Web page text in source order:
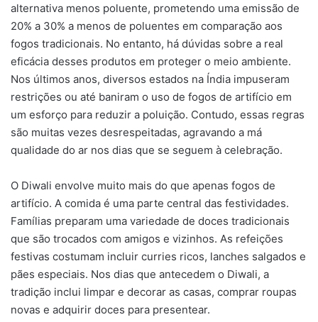
alternativa menos poluente, prometendo uma emissão de
20% a 30% a menos de poluentes em comparação aos
fogos tradicionais. No entanto, há dúvidas sobre a real
eficácia desses produtos em proteger o meio ambiente.
Nos últimos anos, diversos estados na Índia impuseram
restrições ou até baniram o uso de fogos de artifício em
um esforço para reduzir a poluição. Contudo, essas regras
são muitas vezes desrespeitadas, agravando a má
qualidade do ar nos dias que se seguem à celebração.
O Diwali envolve muito mais do que apenas fogos de
artifício. A comida é uma parte central das festividades.
Famílias preparam uma variedade de doces tradicionais
que são trocados com amigos e vizinhos. As refeições
festivas costumam incluir curries ricos, lanches salgados e
pães especiais. Nos dias que antecedem o Diwali, a
tradição inclui limpar e decorar as casas, comprar roupas
novas e adquirir doces para presentear.